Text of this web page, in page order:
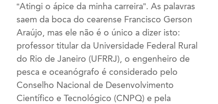
“Atingi o ápice da minha carreira”. As palavras
saem da boca do cearense Francisco Gerson
Araújo, mas ele não é o único a dizer isto:
professor titular da Universidade Federal Rural
do Rio de Janeiro (UFRRJ), o engenheiro de
pesca e oceanógrafo é considerado pelo
Conselho Nacional de Desenvolvimento
Científico e Tecnológico (CNPQ) e pela